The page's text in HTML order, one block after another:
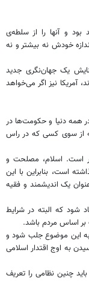
و آنها را از سلطه‌ی
خودش نه بیشتر و نه
یک جهان‌نگری جدید
آمریکا نیز اگر می‌خواهد
همه دنیا و حکومت‌ها در
از سوی کسی که در راس
است. اسلام، مصلحت و
است، بنابراین با این
یک اندیشمند و فقیه
شود که البته در شرایط
بر اساس مردم باشد.
به این موضوع جلب شود و
به اوج اقتدار اسلامی
چنین نظامی را تعریف